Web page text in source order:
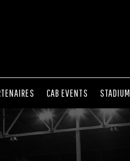
CAB EVENTS STADIUM